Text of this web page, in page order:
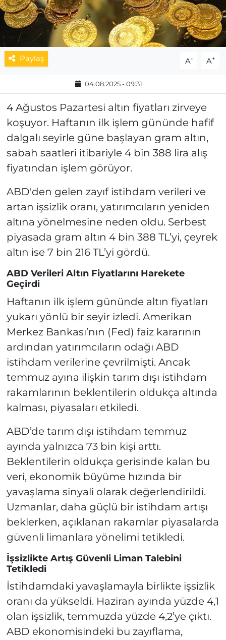
Paylaş A- A+
04.08.2025 - 09:31
4 Ağustos Pazartesi altın fiyatları zirveye
koşuyor. Haftanın ilk işlem gününde hafif
dalgalı seyirle güne başlayan gram altın,
sabah saatleri itibariyle 4 bin 388 lira alış
fiyatından işlem görüyor.
ABD'den gelen zayıf istihdam verileri ve
artan işsizlik oranı, yatırımcıların yeniden
altına yönelmesine neden oldu. Serbest
piyasada gram altın 4 bin 388 TL’yi, çeyrek
altın ise 7 bin 216 TL’yi gördü.
ABD Verileri Altın Fiyatlarını Harekete
Geçirdi
Haftanın ilk işlem gününde altın fiyatları
yukarı yönlü bir seyir izledi. Amerikan
Merkez Bankası’nın (Fed) faiz kararının
ardından yatırımcıların odağı ABD
istihdam verilerine çevrilmişti. Ancak
temmuz ayına ilişkin tarım dışı istihdam
rakamlarının beklentilerin oldukça altında
kalması, piyasaları etkiledi.
ABD’de tarım dışı istihdam temmuz
ayında yalnızca 73 bin kişi arttı.
Beklentilerin oldukça gerisinde kalan bu
veri, ekonomik büyüme hızında bir
yavaşlama sinyali olarak değerlendirildi.
Uzmanlar, daha güçlü bir istihdam artışı
beklerken, açıklanan rakamlar piyasalarda
güvenli limanlara yönelimi tetikledi.
İşsizlikte Artış Güvenli Liman Talebini
Tetikledi
İstihdamdaki yavaşlamayla birlikte işsizlik
oranı da yükseldi. Haziran ayında yüzde 4,1
olan işsizlik, temmuzda yüzde 4,2’ye çıktı.
ABD ekonomisindeki bu zayıflama,